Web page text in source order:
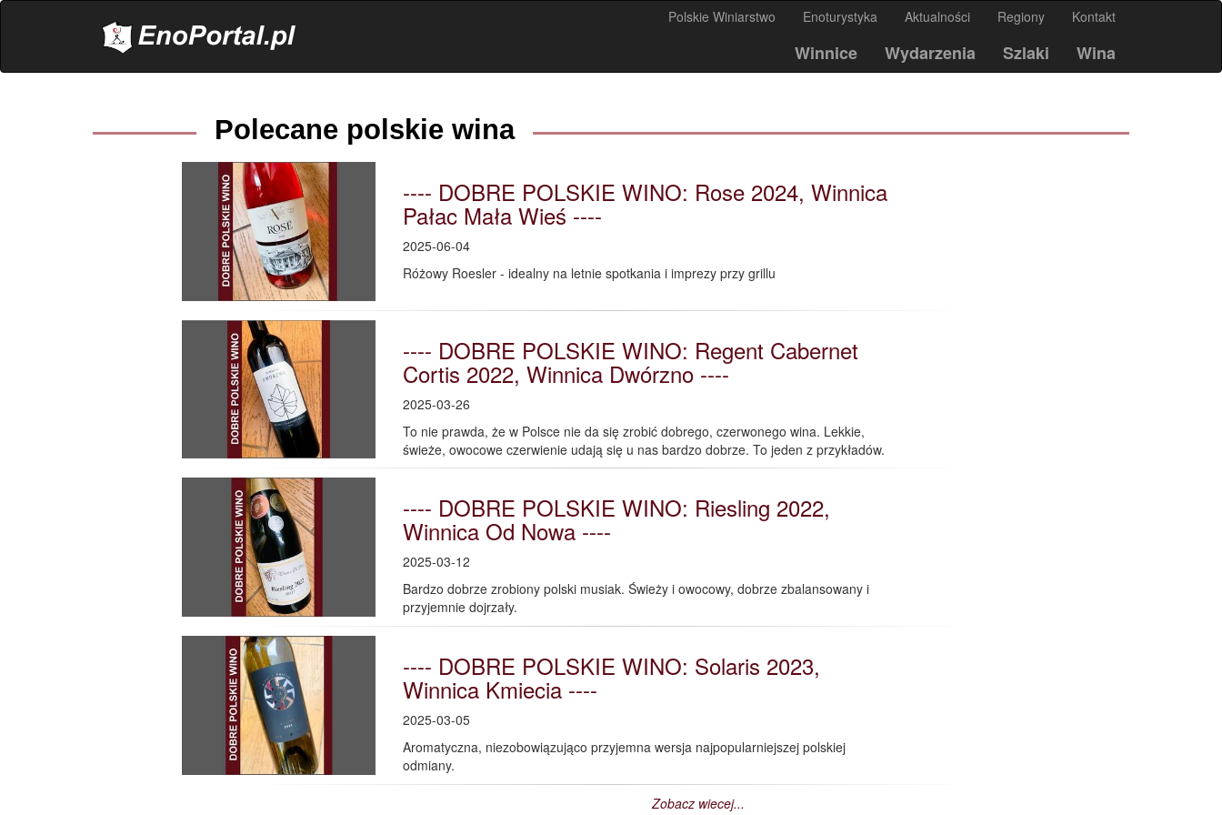
Polskie Winiarstwo Enoturystyka Aktualności Regiony Kontakt
Winnice Wydarzenia Szlaki Wina
Polecane polskie wina
---- DOBRE POLSKIE WINO: Rose 2024, Winnica
Pałac Mała Wieś ----
2025-06-04
Różowy Roesler - idealny na letnie spotkania i imprezy przy grillu
---- DOBRE POLSKIE WINO: Regent Cabernet
Cortis 2022, Winnica Dwórzno ----
2025-03-26
To nie prawda, że w Polsce nie da się zrobić dobrego, czerwonego wina. Lekkie,
świeże, owocowe czerwienie udają się u nas bardzo dobrze. To jeden z przykładów.
---- DOBRE POLSKIE WINO: Riesling 2022,
Winnica Od Nowa ----
2025-03-12
Bardzo dobrze zrobiony polski musiak. Świeży i owocowy, dobrze zbalansowany i
przyjemnie dojrzały.
---- DOBRE POLSKIE WINO: Solaris 2023,
Winnica Kmiecia ----
2025-03-05
Aromatyczna, niezobowiązująco przyjemna wersja najpopularniejszej polskiej
odmiany.
Zobacz wiecej...